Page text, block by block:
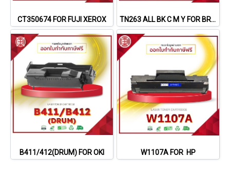
CT350674 FOR FUJI XEROX TN263 ALL BK C M Y FOR BROTHER
B411/412(DRUM) FOR OKI W1107A FOR HP